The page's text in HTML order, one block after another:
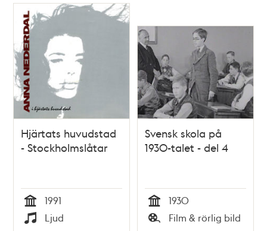
Hjärtats huvudstad
- Stockholmslåtar
Tid
1991
Ljud
Svensk skola på
1930-talet - del 4
Tid
1930
Film & rörlig bild